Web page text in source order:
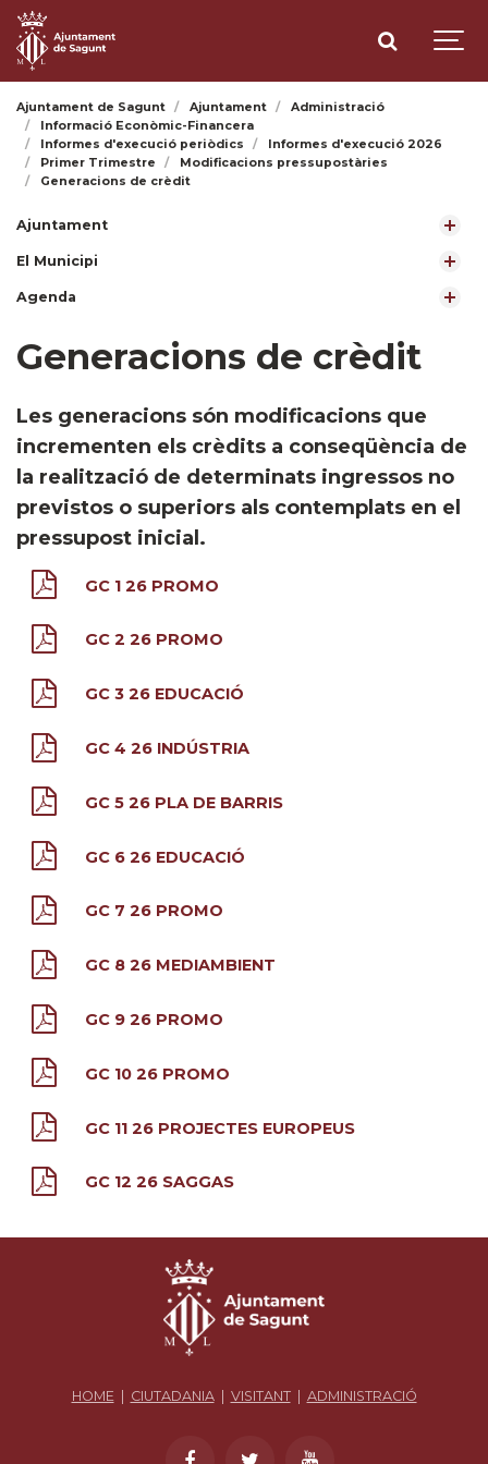
Ajuntament de Sagunt Ajuntament
Administració
Informació Econòmic-Financera
Informes d'execució periòdics
Informes d'execució 2026
Primer Trimestre
Modificacions pressupostàries
Generacions de crèdit
Ajuntament
El Municipi
Agenda
Generacions de crèdit
Les generacions són modificacions que
incrementen els crèdits a conseqüència de
la realització de determinats ingressos no
previstos o superiors als contemplats en el
pressupost inicial.
GC 1 26 PROMO
GC 2 26 PROMO
GC 3 26 EDUCACIÓ
GC 4 26 INDÚSTRIA
GC 5 26 PLA DE BARRIS
GC 6 26 EDUCACIÓ
GC 7 26 PROMO
GC 8 26 MEDIAMBIENT
GC 9 26 PROMO
GC 10 26 PROMO
GC 11 26 PROJECTES EUROPEUS
GC 12 26 SAGGAS
HOME | CIUTADANIA| VISITANT| ADMINISTRACIÓ